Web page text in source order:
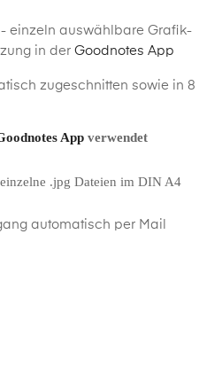
einzeln auswählbare Grafik-
in der Goodnotes App
zugeschnitten sowie in 8
App verwendet
.jpg Dateien im DIN A4
automatisch per Mail